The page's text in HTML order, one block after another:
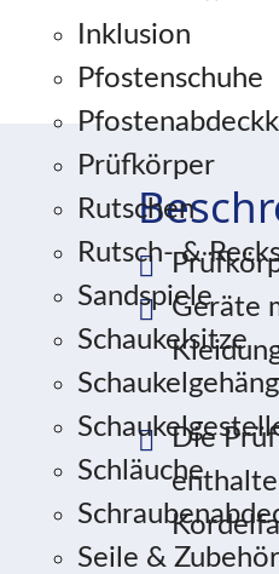
Inklusion
Pfostenschuhe
Prüfkörper
Rutschen
Rutsch- &
Sandspiele
Schaukelsitze
Schläuche
Seile & Zubehör
Geräte
Die